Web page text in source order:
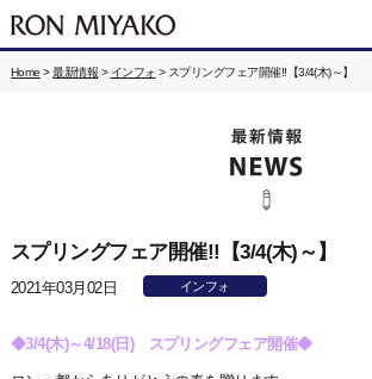
Home >最新情報 > インフォ > スプリングフェア開催!!【3/4(木)～】
スプリングフェア開催!!【3/4(木)～】
2021年03月02日 インフォ
◆3/4(木)～4/18(日) スプリングフェア開催◆